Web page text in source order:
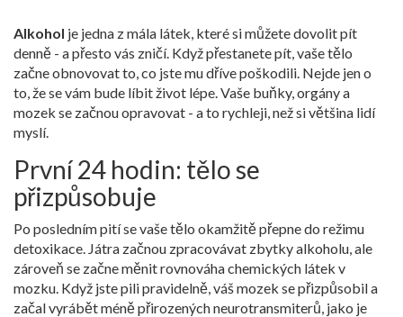
Alkohol je jedna z mála látek, které si můžete dovolit pít
denně - a přesto vás zničí. Když přestanete pít, vaše tělo
začne obnovovat to, co jste mu dříve poškodili. Nejde jen o
to, že se vám bude líbit život lépe. Vaše buňky, orgány a
mozek se začnou opravovat - a to rychleji, než si většina lidí
myslí.
První 24 hodin: tělo se
přizpůsobuje
Po posledním pití se vaše tělo okamžitě přepne do režimu
detoxikace. Játra začnou zpracovávat zbytky alkoholu, ale
zároveň se začne měnit rovnováha chemických látek v
mozku. Když jste pili pravidelně, váš mozek se přizpůsobil a
začal vyrábět méně přirozených neurotransmiterů, jako je